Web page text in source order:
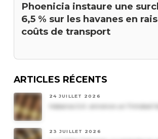
Phoenicia instaure une
6,5 % sur les havanes en
coûts de transport
ARTICLES RÉCENTS
24 JUILLET 2026
Habanos S.A. annonce un Trinidad
23 JUILLET 2026